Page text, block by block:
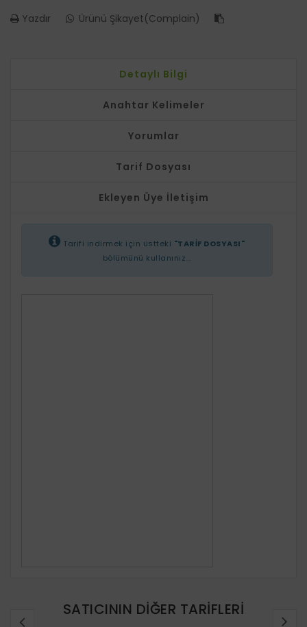
Yazdır Ürünü Şikayet(Complain)
Detaylı Bilgi
Anahtar Kelimeler
Yorumlar
Tarif Dosyası
Ekleyen Üye İletişim
Tarifi indirmek için üstteki "TARİF DOSYASI"
bölümünü kullanınız...
SATICININ DIĞER TARIFLERI